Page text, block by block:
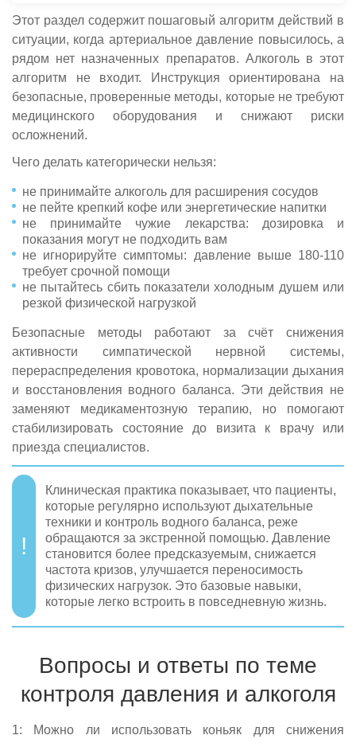
Этот раздел содержит пошаговый алгоритм действий в
ситуации, когда артериальное давление повысилось, а
рядом нет назначенных препаратов. Алкоголь в этот
алгоритм не входит. Инструкция ориентирована на
безопасные, проверенные методы, которые не требуют
медицинского оборудования и снижают риски
осложнений.
Чего делать категорически нельзя:
не принимайте алкоголь для расширения сосудов
не пейте крепкий кофе или энергетические напитки
не принимайте чужие лекарства: дозировка и
показания могут не подходить вам
не игнорируйте симптомы: давление выше 180-110
требует срочной помощи
не пытайтесь сбить показатели холодным душем или
резкой физической нагрузкой
Безопасные методы работают за счёт снижения
активности симпатической нервной системы,
перераспределения кровотока, нормализации дыхания
и восстановления водного баланса. Эти действия не
заменяют медикаментозную терапию, но помогают
стабилизировать состояние до визита к врачу или
приезда специалистов.
Клиническая практика показывает, что пациенты,
которые регулярно используют дыхательные
техники и контроль водного баланса, реже
обращаются за экстренной помощью. Давление
становится более предсказуемым, снижается
частота кризов, улучшается переносимость
физических нагрузок. Это базовые навыки,
которые легко встроить в повседневную жизнь.
Вопросы и ответы по теме
контроля давления и алкоголя
1: Можно ли использовать коньяк для снижения